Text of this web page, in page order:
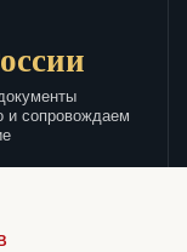
и сопровождаем